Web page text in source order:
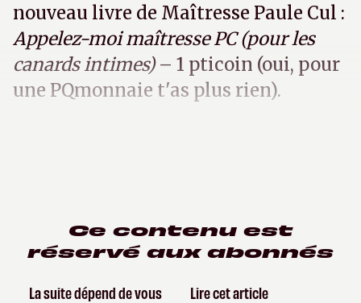
nouveau livre de Maîtresse Paule Cul :
Appelez-moi maîtresse PC (pour les
canards intimes)– 1 pticoin (oui, pour
une PQmonnaie t'as plus rien).
Ce contenu est
réservé aux abonnés
La suite dépend de vous
Lire cet article